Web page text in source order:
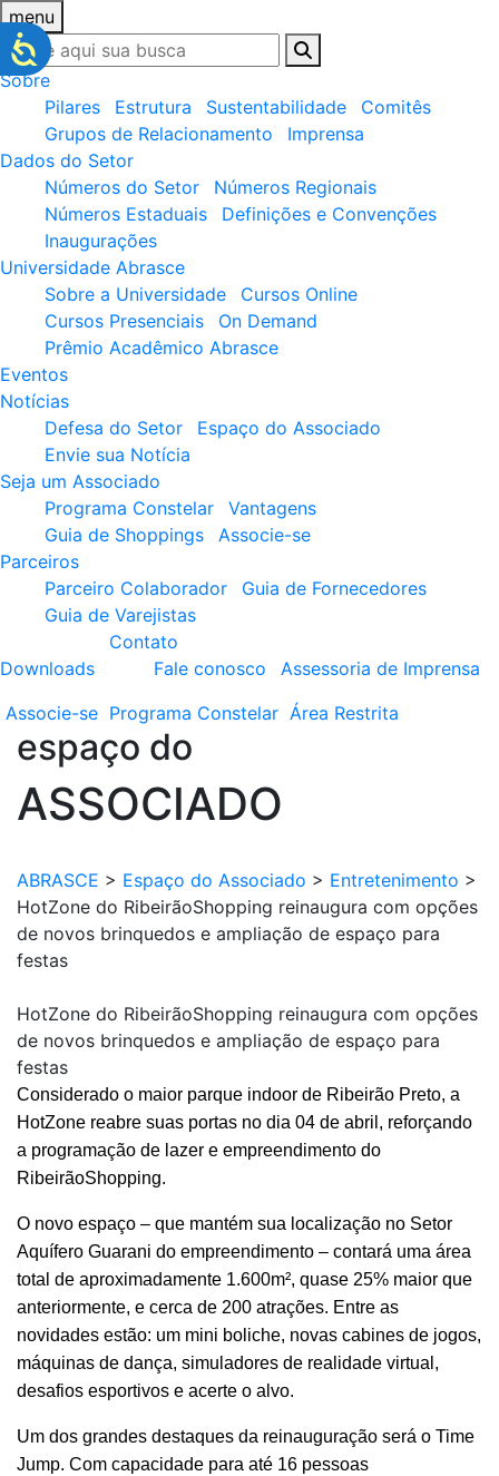
menu
Sobre
Pilares
Estrutura Sustentabilidade
Comitês
Grupos de Relacionamento
Imprensa
Dados do Setor
Números do Setor
Números Regionais
Números Estaduais
Definições e Convenções
Inaugurações
Universidade Abrasce
Sobre a Universidade
Cursos Online
Cursos Presenciais
On Demand
Prêmio Acadêmico Abrasce
Eventos
Notícias
Defesa do Setor
Espaço do Associado
Envie sua Notícia
Seja um Associado
Programa Constelar
Vantagens
Guia de Shoppings
Associe-se
Parceiros
Parceiro Colaborador
Guia de Fornecedores
Guia de Varejistas
Downloads
Contato
Fale conosco
Assessoria de Imprensa
Associe-se Programa Constelar Área Restrita
espaço do
ASSOCIADO
ABRASCE > Espaço do Associado > Entretenimento >
HotZone do RibeirãoShopping reinaugura com opções
de novos brinquedos e ampliação de espaço para
festas
HotZone do RibeirãoShopping reinaugura com opções
de novos brinquedos e ampliação de espaço para
festas
Considerado o maior parque indoor de Ribeirão Preto, a
HotZone reabre suas portas no dia 04 de abril, reforçando
a programação de lazer e empreendimento do
RibeirãoShopping.
O novo espaço – que mantém sua localização no Setor
Aquífero Guarani do empreendimento – contará uma área
total de aproximadamente 1.600m², quase 25% maior que
anteriormente, e cerca de 200 atrações. Entre as
novidades estão: um mini boliche, novas cabines de jogos,
máquinas de dança, simuladores de realidade virtual,
desafios esportivos e acerte o alvo.
Um dos grandes destaques da reinauguração será o Time
Jump. Com capacidade para até 16 pessoas